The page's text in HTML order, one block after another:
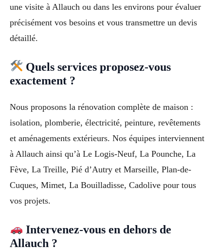
une visite à Allauch ou dans les environs pour évaluer
précisément vos besoins et vous transmettre un devis
détaillé.
Quels services proposez-vous
exactement ?
Nous proposons la rénovation complète de maison :
isolation, plomberie, électricité, peinture, revêtements
et aménagements extérieurs. Nos équipes interviennent
à Allauch ainsi qu’à Le Logis-Neuf, La Pounche, La
Fève, La Treille, Pié d’Autry et Marseille, Plan-de-
Cuques, Mimet, La Bouilladisse, Cadolive pour tous
vos projets.
Intervenez-vous en dehors de
Allauch ?